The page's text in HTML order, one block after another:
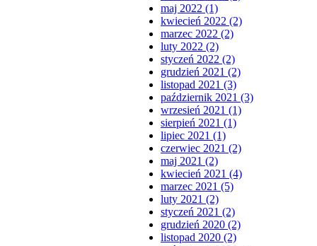
maj 2022 (1)
kwiecień 2022 (2)
marzec 2022 (2)
luty 2022 (2)
styczeń 2022 (2)
grudzień 2021 (2)
listopad 2021 (3)
październik 2021 (3)
wrzesień 2021 (1)
sierpień 2021 (1)
lipiec 2021 (1)
czerwiec 2021 (2)
maj 2021 (2)
kwiecień 2021 (4)
marzec 2021 (5)
luty 2021 (2)
styczeń 2021 (2)
grudzień 2020 (2)
listopad 2020 (2)